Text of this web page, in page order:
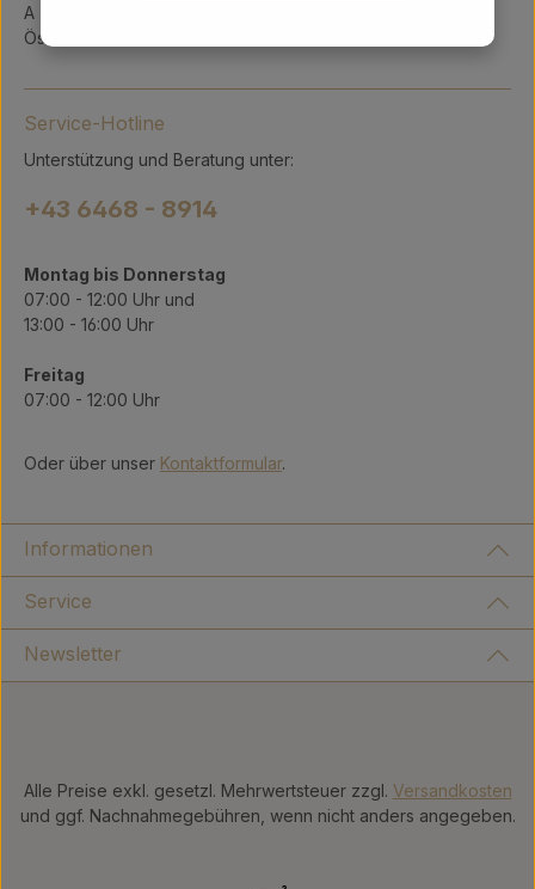
A - 5451 Tenneck
Österreich
Service-Hotline
Unterstützung und Beratung unter:
+43 6468 - 8914
Montag bis Donnerstag
07:00 - 12:00 Uhr und
13:00 - 16:00 Uhr
Freitag
07:00 - 12:00 Uhr
Oder über unser Kontaktformular.
Informationen
Service
Newsletter
Alle Preise exkl. gesetzl. Mehrwertsteuer zzgl. Versandkosten
und ggf. Nachnahmegebühren, wenn nicht anders angegeben.